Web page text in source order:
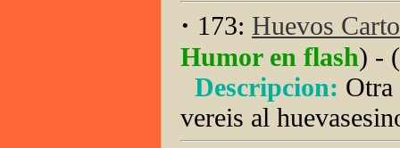
· 173: Huevos
Humor en flash) - (
Descripcion: Otra
vereis al